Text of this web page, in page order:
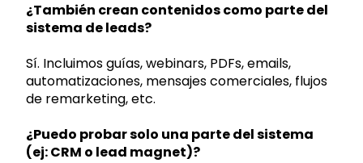
¿También crean contenidos como parte del
sistema de leads?
Sí. Incluimos guías, webinars, PDFs, emails,
automatizaciones, mensajes comerciales, flujos
de remarketing, etc.
¿Puedo probar solo una parte del sistema
(ej: CRM o lead magnet)?